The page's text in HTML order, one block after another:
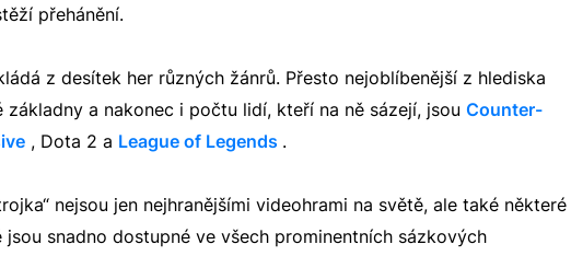
přehánění.
z desítek her různých žánrů. Přesto nejoblíbenější z hlediska
základny a nakonec i počtu lidí, kteří na ně sázejí, jsou Counter-
, Dota 2 a League of Legends .
nejsou jen nejhranějšími videohrami na světě, ale také některé
snadno dostupné ve všech prominentních sázkových